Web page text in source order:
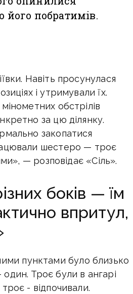
його побратимів.
Навіть просунулася
і утримували їх.
обстрілів
за цю ділянку.
закопатися
шестеро — троє
— розповідає «Сіль».
боків — їм
впритул,
пунктами було близько
Троє були в ангарі
- відпочивали.